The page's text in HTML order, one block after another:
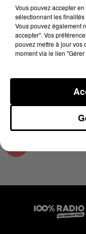
7 mai 2024 - 1 min
L'AGENDA DE
16H35
L'AGENDA
Vous pouvez accepter
sélectionnant les
Vous pouvez également
accepter". Vos
pouvez mettre à jour vos
moment via le lien